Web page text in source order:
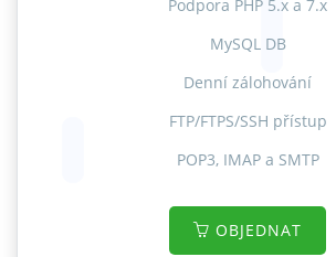
Podpora PHP 5.x a 7.x
MySQL DB
Denní zálohování
FTP/FTPS/SSH přístup
POP3, IMAP a SMTP
OBJEDNAT